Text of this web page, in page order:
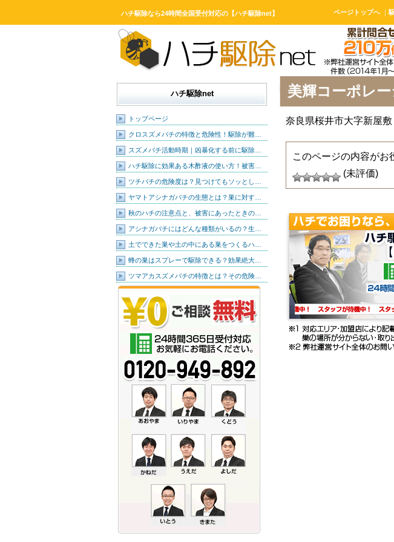
ハチ駆除なら24時間全国受付対応の【ハチ駆除net】 ページトップへ ｜
ハチ駆除net
トップページ
クロスズメバチの特徴と危険性！駆除が難…
スズメバチ活動時期｜凶暴化する前に駆除…
ハチ駆除に効果ある木酢液の使い方！被害…
ツチバチの危険度は？見つけてもソッとし…
ヤマトアシナガバチの生態とは？巣に対す…
秋のハチの注意点と、被害にあったときの…
アシナガバチにはどんな種類がいるの？生…
土でできた巣や土の中にある巣をつくるハ…
蜂の巣はスプレーで駆除できる？効果絶大…
ツマアカスズメバチの特徴とは？その危険…
美輝コーポレ
奈良県桜井市大字新屋敷
このページの内容がお
(未評価)